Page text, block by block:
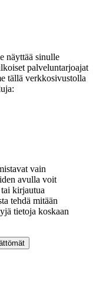
näyttää sinulle
palveluntarjoajat
tällä verkkosivustolla
vain
avulla voit
kirjautua
tehdä mitään
tietoja koskaan